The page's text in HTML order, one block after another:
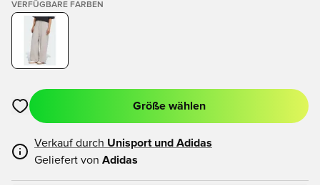
VERFÜGBARE FARBEN
Öffnet ein neues Fenster zum Anmelden oder Registrieren
Größe wählen
Verkauf durch Unisport und Adidas
Geliefert von Adidas